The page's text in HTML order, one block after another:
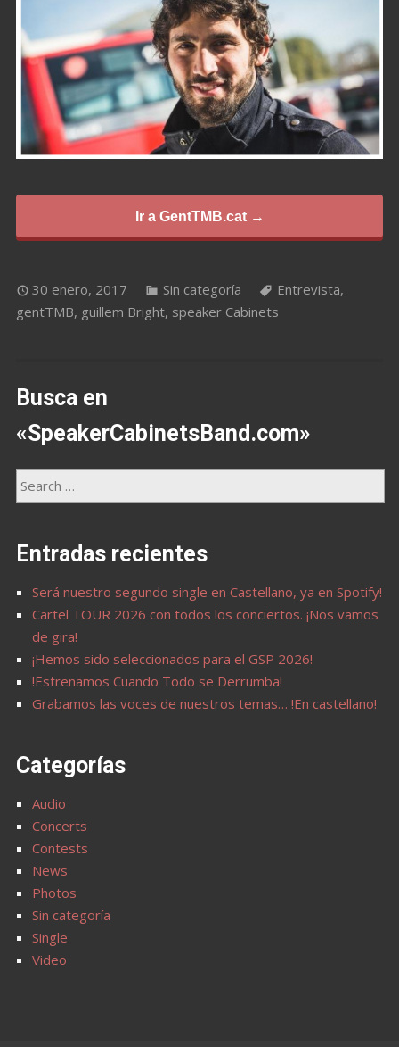
Ir a GentTMB.cat →
30 enero, 2017 Sin categoría Entrevista,
gentTMB, guillem Bright, speaker Cabinets
Busca en
«SpeakerCabinetsBand.com»
Entradas recientes
Será nuestro segundo single en Castellano, ya en Spotify!
Cartel TOUR 2026 con todos los conciertos. ¡Nos vamos
de gira!
¡Hemos sido seleccionados para el GSP 2026!
!Estrenamos Cuando Todo se Derrumba!
Grabamos las voces de nuestros temas… !En castellano!
Categorías
Audio
Concerts
Contests
News
Photos
Sin categoría
Single
Video